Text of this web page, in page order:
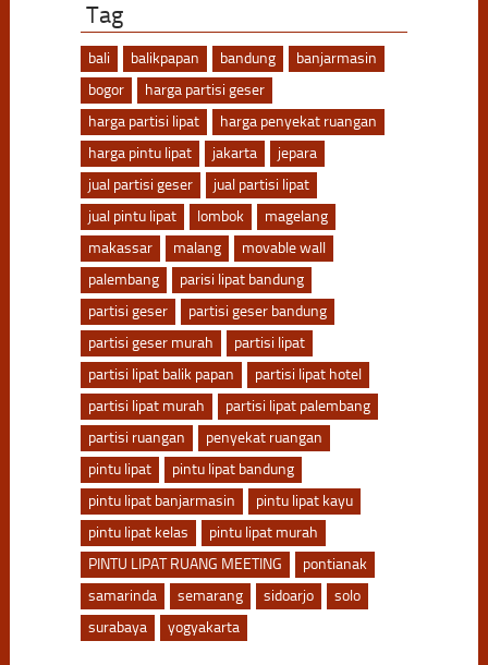
Tag
bali balikpapan bandung
banjarmasin
bogor
harga partisi geser
harga partisi lipat
harga penyekat ruangan
harga pintu lipat
jakarta
jepara
jual partisi geser
jual partisi lipat
jual pintu lipat
lombok
magelang
makassar
malang
movable wall
palembang
parisi lipat bandung
partisi geser
partisi geser bandung
partisi geser murah
partisi lipat
partisi lipat balik papan
partisi lipat hotel
partisi lipat murah
partisi lipat palembang
partisi ruangan
penyekat ruangan
pintu lipat
pintu lipat bandung
pintu lipat banjarmasin
pintu lipat kayu
pintu lipat kelas
pintu lipat murah
PINTU LIPAT RUANG MEETING
pontianak
samarinda
semarang sidoarjo
solo
surabaya
yogyakarta